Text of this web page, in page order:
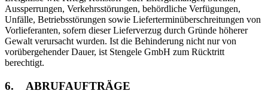
Aussperrungen, Verkehrsstörungen, behördliche Verfügungen,
Unfälle, Betriebsstörungen sowie Lieferterminüberschreitungen von
Vorlieferanten, sofern dieser Lieferverzug durch Gründe höherer
Gewalt verursacht wurden. Ist die Behinderung nicht nur von
vorübergehender Dauer, ist Stengele GmbH zum Rücktritt
berechtigt.
6. ABRUFAUFTRÄGE